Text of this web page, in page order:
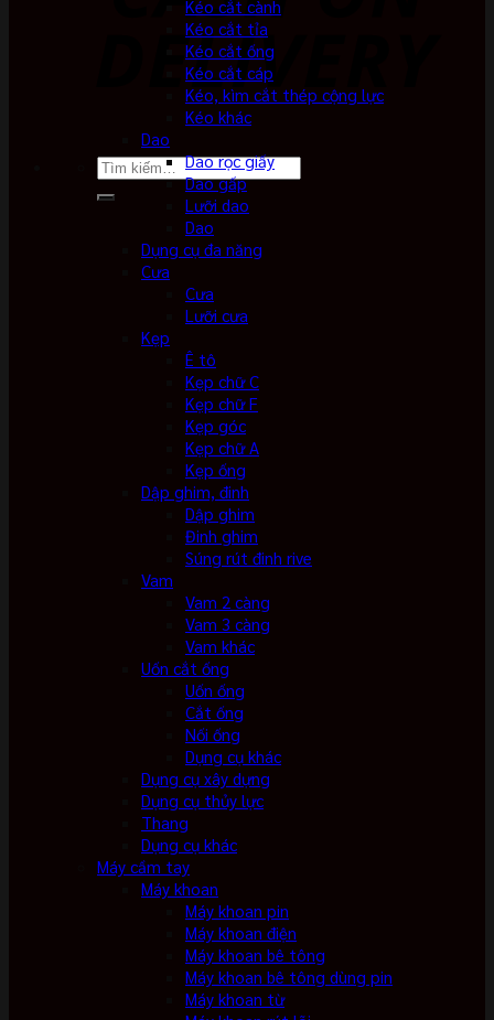
Tìm
Kéo cắt cành
Kéo cắt tỉa
Kéo cắt ống
Kéo cắt cáp
Kéo, kìm cắt thép cộng lực
Kéo khác
Dao
Dao rọc giấy
Dao gấp
Lưỡi dao
Dao
Dụng cụ đa năng
Cưa
Cưa
Lưỡi cưa
Kẹp
Ê tô
Kẹp chữ C
Kẹp chữ F
Kẹp góc
Kẹp chữ A
Kẹp ống
Dập ghim, đinh
Dập ghim
Đinh ghim
Súng rút đinh rive
Vam
Vam 2 càng
Vam 3 càng
Vam khác
Uốn cắt ống
Uốn ống
Cắt ống
Nối ống
Dụng cụ khác
Dụng cụ xây dựng
Dụng cụ thủy lực
Thang
Dụng cụ khác
Máy cầm tay
Máy khoan
Máy khoan pin
Máy khoan điện
Máy khoan bê tông
Máy khoan bê tông dùng pin
Máy khoan từ